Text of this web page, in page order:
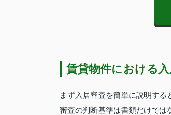
賃貸物件における
まず入居審査を簡単に説明する
審査の判断基準は書類だけでは